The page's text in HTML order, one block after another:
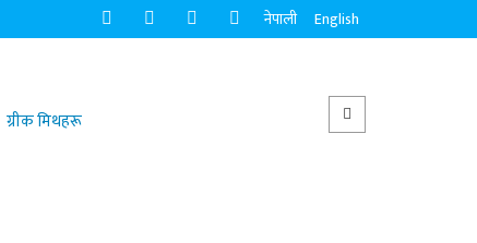
नेपाली English
ग्रीक मिथहरू